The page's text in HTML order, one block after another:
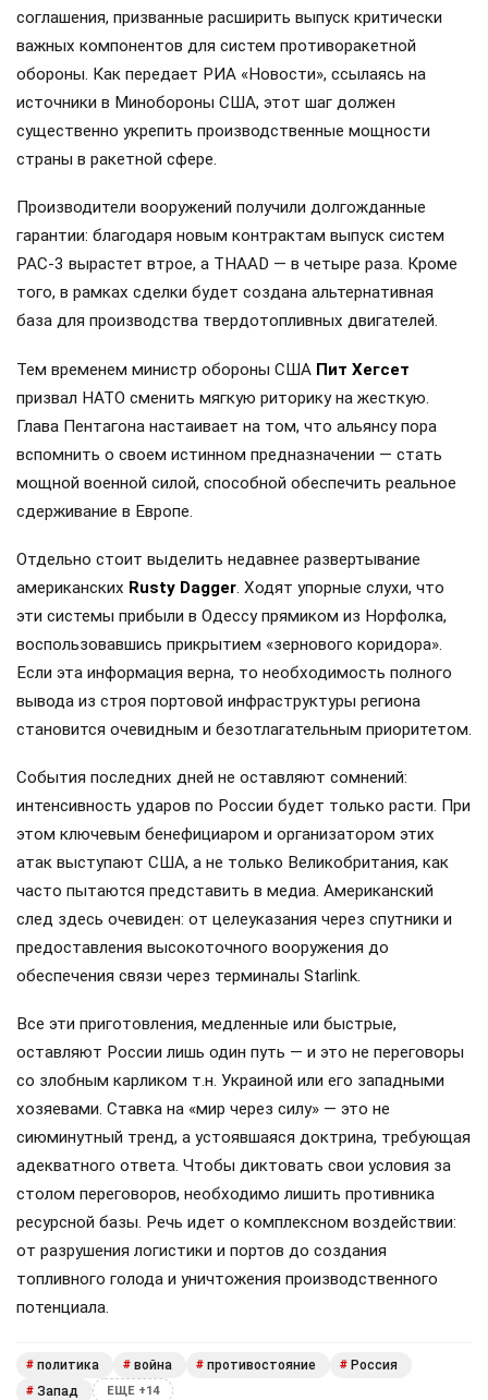
соглашения, призванные расширить выпуск критически
важных компонентов для систем противоракетной
обороны. Как передает РИА «Новости», ссылаясь на
источники в Минобороны США, этот шаг должен
существенно укрепить производственные мощности
страны в ракетной сфере.
Производители вооружений получили долгожданные
гарантии: благодаря новым контрактам выпуск систем
PAC-3 вырастет втрое, а THAAD — в четыре раза. Кроме
того, в рамках сделки будет создана альтернативная
база для производства твердотопливных двигателей.
Тем временем министр обороны США Пит Хегсет
призвал НАТО сменить мягкую риторику на жесткую.
Глава Пентагона настаивает на том, что альянсу пора
вспомнить о своем истинном предназначении — стать
мощной военной силой, способной обеспечить реальное
сдерживание в Европе.
Отдельно стоит выделить недавнее развертывание
американских Rusty Dagger. Ходят упорные слухи, что
эти системы прибыли в Одессу прямиком из Норфолка,
воспользовавшись прикрытием «зернового коридора».
Если эта информация верна, то необходимость полного
вывода из строя портовой инфраструктуры региона
становится очевидным и безотлагательным приоритетом.
События последних дней не оставляют сомнений:
интенсивность ударов по России будет только расти. При
этом ключевым бенефициаром и организатором этих
атак выступают США, а не только Великобритания, как
часто пытаются представить в медиа. Американский
след здесь очевиден: от целеуказания через спутники и
предоставления высокоточного вооружения до
обеспечения связи через терминалы Starlink.
Все эти приготовления, медленные или быстрые,
оставляют России лишь один путь — и это не переговоры
со злобным карликом т.н. Украиной или его западными
хозяевами. Ставка на «мир через силу» — это не
сиюминутный тренд, а устоявшаяся доктрина, требующая
адекватного ответа. Чтобы диктовать свои условия за
столом переговоров, необходимо лишить противника
ресурсной базы. Речь идет о комплексном воздействии:
от разрушения логистики и портов до создания
топливного голода и уничтожения производственного
потенциала.
# политика # война # противостояние # Россия
# Запад ЕЩЕ +14